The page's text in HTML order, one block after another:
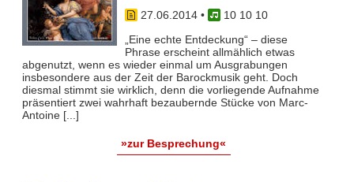
27.06.2014•
10 10 10
„Eine echte Entdeckung“ – diese
Phrase erscheint allmählich etwas
abgenutzt, wenn es wieder einmal um Ausgrabungen
insbesondere aus der Zeit der Barockmusik geht. Doch
diesmal stimmt sie wirklich, denn die vorliegende Aufnahme
präsentiert zwei wahrhaft bezaubernde Stücke von Marc-
Antoine [...]
»zur Besprechung«